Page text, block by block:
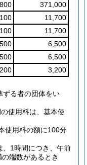
371,000
11,700
11,700
6,500
6,500
3,200
る者の団体をい
使用料は、基本使
使用料の額に100分
1時間につき、午前
端数があるとき